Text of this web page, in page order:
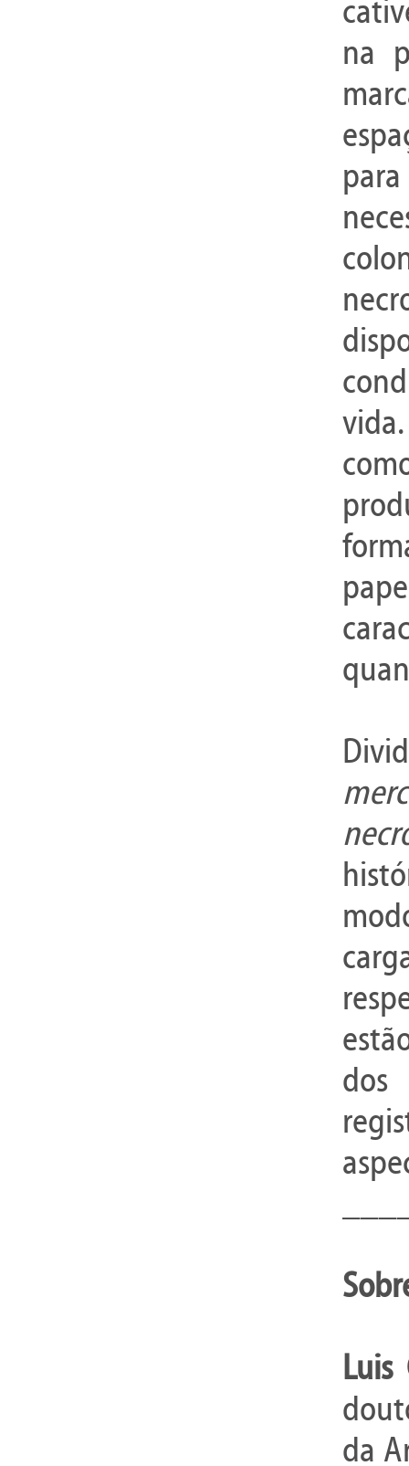
na
Luis
da